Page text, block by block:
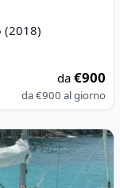
(2018)
da€900
da€900 al giorno